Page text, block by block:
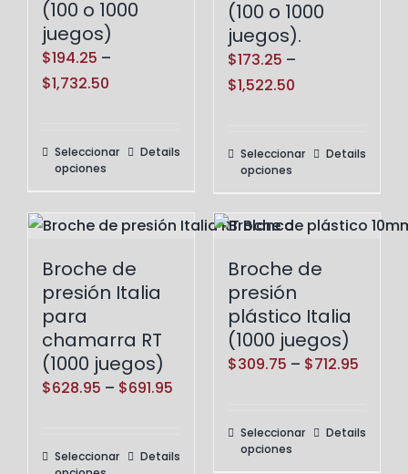
se
pueden
elegir
de
producto
se
pueden
elegir
de
(100 o 1000
juegos)
$194.25 –
$1,732.50
through
Seleccionar
opciones
Este
múltiples
variantes.
Las
se
pueden
elegir
página
Details
(100 o 1000
juegos).
$173.25 –
$1,522.50
through
Seleccionar
opciones
Este
tiene
múltiples
variantes.
Las
opciones
se
pueden
la
Details
Broche de
presión Italia
para
chamarra RT
(1000 juegos)
$628.95 – $691.95
$628.95
through
SeleccionarEste Details
Broche de
presión
plástico Italia
(1000 juegos)
$309.75 – $712.95
Seleccionar
opciones
Este Details